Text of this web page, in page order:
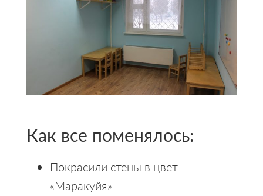
Как все поменялось:
Покрасили стены в цвет
«Маракуйя»